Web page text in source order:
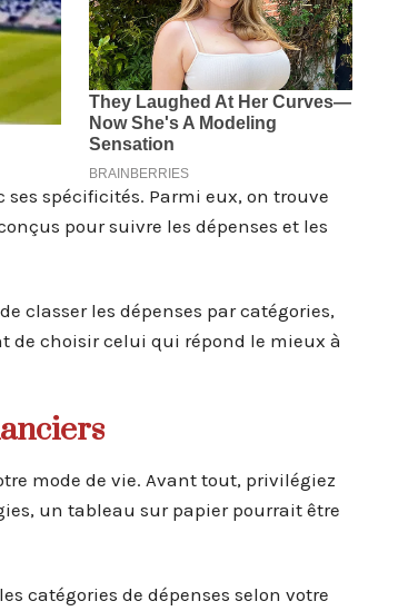
spécificités. Parmi eux, on trouve
pour suivre les dépenses et les
classer les dépenses par catégories,
de choisir celui qui répond le mieux à
mode de vie. Avant tout, privilégiez
un tableau sur papier pourrait être
catégories de dépenses selon votre